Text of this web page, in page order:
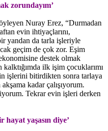
zorundayım’
Nuray Erez, “Durmadan
evin ihtiyaçlarını,
yandan da tarla işleriyle
geçim de çok zor. Eşim
destek olmak
ilk işim çocuklarımı
işlerini bitirdikten sonra tarlaya
kadar çalışıyorum.
Tekrar evin işleri derken
hayat yaşasın diye’